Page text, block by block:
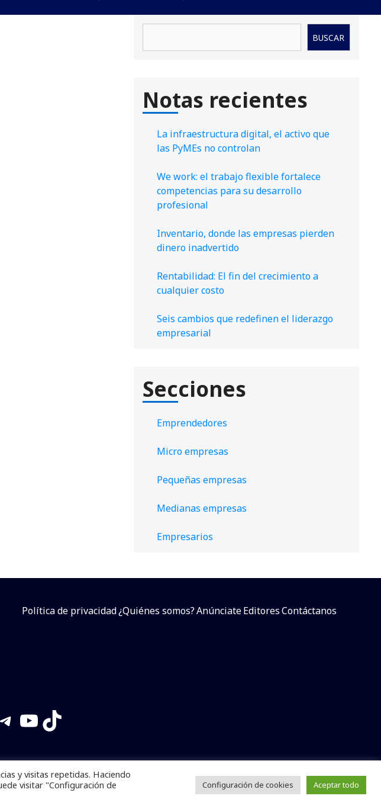
BUSCAR
Notas recientes
La infraestructura digital, el activo que
las PyMEs no controlan
We work: el trabajo flexible fortalece
competencias para su desarrollo
profesional
Inventario, donde las empresas pierden
dinero inadvertido
Rentabilidad: El fin del crecimiento a
cualquier costo
Seis cambios que redefinen el liderazgo
empresarial
Secciones
Emprendedores
Micro empresas
Pequeñas empresas
Medianas empresas
Empresarios
Política de privacidad¿Quiénes somos?AnúnciateEditoresContáctanos
Telegram
YouTube
TikTok
de la información total o parcial sin dar referencia a la fuente.
yalla ya!
y visitas repetidas. Haciendo
visitar "Configuración de
Configuración de cookies Aceptar todo